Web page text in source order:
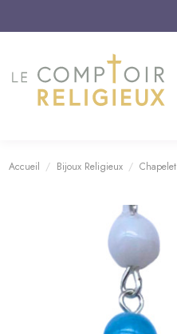
Accueil Bijoux Religieux Chapelet